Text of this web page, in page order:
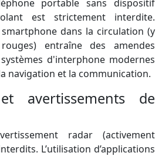
portable sans dispositif
est strictement interdite.
dans la circulation (y
entraîne des amendes
d'interphone modernes
navigation et la communication.
avertissements de
radar (activement
L’utilisation d’applications